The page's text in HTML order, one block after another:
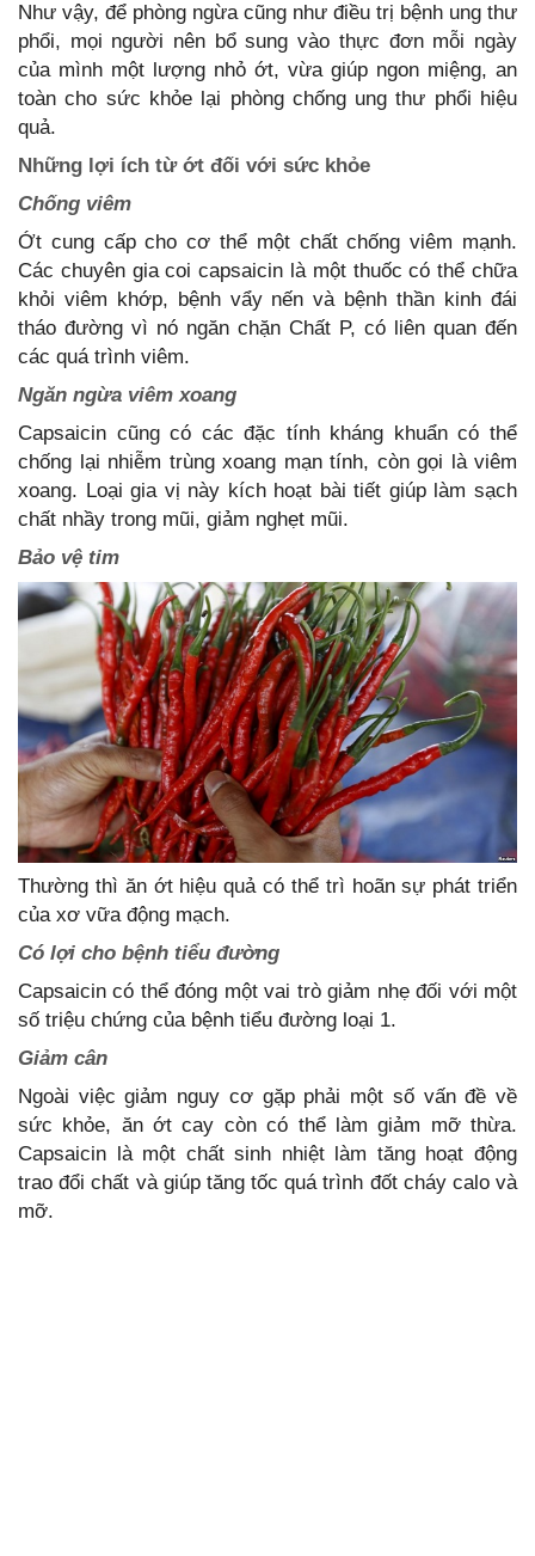
Như vậy, để phòng ngừa cũng như điều trị bệnh ung thư
phổi, mọi người nên bổ sung vào thực đơn mỗi ngày
của mình một lượng nhỏ ớt, vừa giúp ngon miệng, an
toàn cho sức khỏe lại phòng chống ung thư phổi hiệu
quả.
Những lợi ích từ ớt đối với sức khỏe
Chống viêm
Ớt cung cấp cho cơ thể một chất chống viêm mạnh.
Các chuyên gia coi capsaicin là một thuốc có thể chữa
khỏi viêm khớp, bệnh vẩy nến và bệnh thần kinh đái
tháo đường vì nó ngăn chặn Chất P, có liên quan đến
các quá trình viêm.
Ngăn ngừa viêm xoang
Capsaicin cũng có các đặc tính kháng khuẩn có thể
chống lại nhiễm trùng xoang mạn tính, còn gọi là viêm
xoang. Loại gia vị này kích hoạt bài tiết giúp làm sạch
chất nhầy trong mũi, giảm nghẹt mũi.
Bảo vệ tim
Thường thì ăn ớt hiệu quả có thể trì hoãn sự phát triển
của xơ vữa động mạch.
Có lợi cho bệnh tiểu đường
Capsaicin có thể đóng một vai trò giảm nhẹ đối với một
số triệu chứng của bệnh tiểu đường loại 1.
Giảm cân
Ngoài việc giảm nguy cơ gặp phải một số vấn đề về
sức khỏe, ăn ớt cay còn có thể làm giảm mỡ thừa.
Capsaicin là một chất sinh nhiệt làm tăng hoạt động
trao đổi chất và giúp tăng tốc quá trình đốt cháy calo và
mỡ.